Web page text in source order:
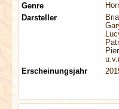
Genre
Darsteller
Erscheinungsjahr